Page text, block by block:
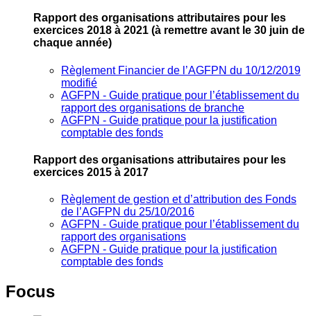
Rapport des organisations attributaires pour les
exercices 2018 à 2021 (à remettre avant le 30 juin de
chaque année)
Règlement Financier de l’AGFPN du 10/12/2019
modifié
AGFPN ‐ Guide pratique pour l’établissement du
rapport des organisations de branche
AGFPN ‐ Guide pratique pour la justification
comptable des fonds
Rapport des organisations attributaires pour les
exercices 2015 à 2017
Règlement de gestion et d’attribution des Fonds
de l’AGFPN du 25/10/2016
AGFPN ‐ Guide pratique pour l’établissement du
rapport des organisations
AGFPN ‐ Guide pratique pour la justification
comptable des fonds
Focus